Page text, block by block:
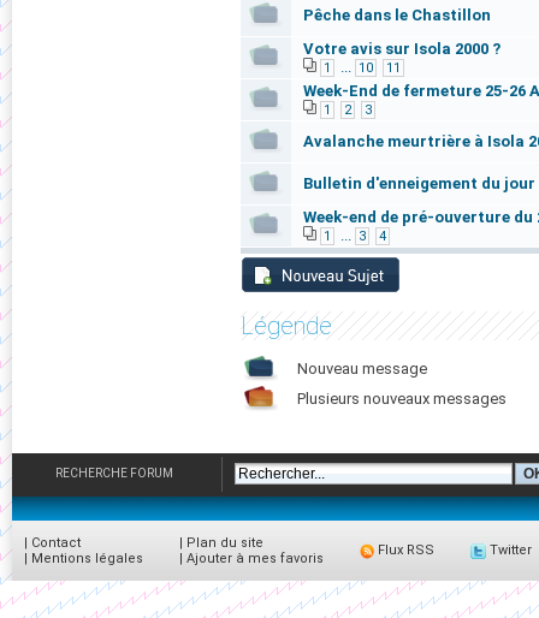
Pêche dans le Chastillon
Votre avis sur Isola 2000 ?
1 ... 10 11
Week-End de fermeture 25-26
1 2 3
Avalanche meurtrière à Isola
Bulletin d'enneigement du
Week-end de pré-ouverture du
1 ... 3 4
Légende
Nouveau message
Plusieurs nouveaux messages
RECHERCHE FORUM
| Contact
| Mentions légales
| Plan du site
| Ajouter à mes favoris
Flux RSS Twitter